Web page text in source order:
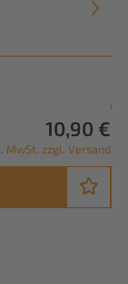
10,90 €
MwSt. zzgl. Versand